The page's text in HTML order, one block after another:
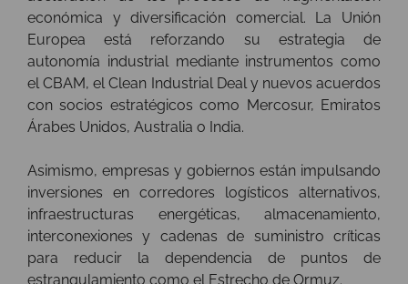
económica y diversificación comercial. La Unión
Europea está reforzando su estrategia de
autonomía industrial mediante instrumentos como
el CBAM, el Clean Industrial Deal y nuevos acuerdos
con socios estratégicos como Mercosur, Emiratos
Árabes Unidos, Australia o India.
Asimismo, empresas y gobiernos están impulsando
inversiones en corredores logísticos alternativos,
infraestructuras energéticas, almacenamiento,
interconexiones y cadenas de suministro críticas
para reducir la dependencia de puntos de
estrangulamiento como el Estrecho de Ormuz.